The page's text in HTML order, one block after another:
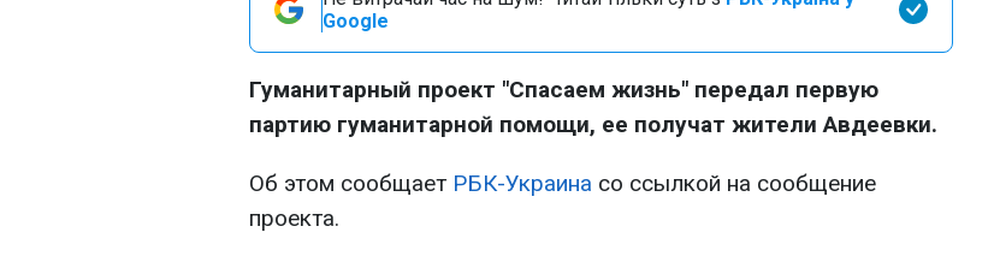
Google
Гуманитарный проект "Спасаем жизнь" передал первую
партию гуманитарной помощи, ее получат жители Авдеевки.
Об этом сообщает РБК-Украина со ссылкой на сообщение
проекта.